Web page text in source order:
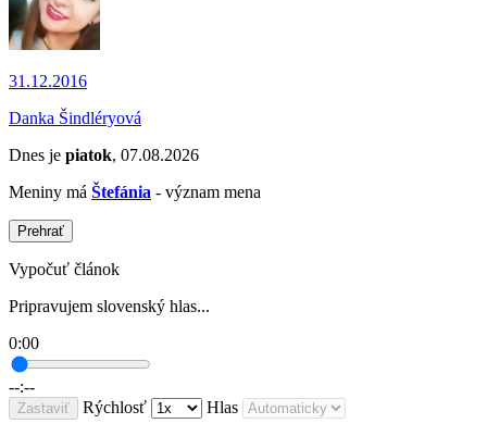
31.12.2016
Danka Šindléryová
Dnes je piatok, 07.08.2026
Meniny má Štefánia - význam mena
Prehrať
Vypočuť článok
Pripravujem slovenský hlas...
0:00
--:--
Zastaviť Rýchlosť Hlas